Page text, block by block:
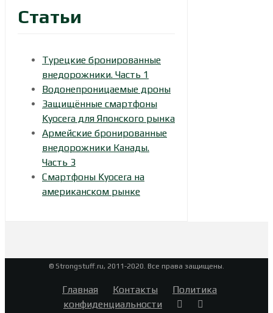
Статьи
Турецкие бронированные
внедорожники. Часть 1
Водонепроницаемые дроны
Защищённые смартфоны
Kyocera для Японского рынка
Армейские бронированные
внедорожники Канады.
Часть 3
Смартфоны Kyocera на
американском рынке
© Strongstuff.ru, 2011-2020. Все права защищены.
Главная Контакты
Политика
конфиденциальности